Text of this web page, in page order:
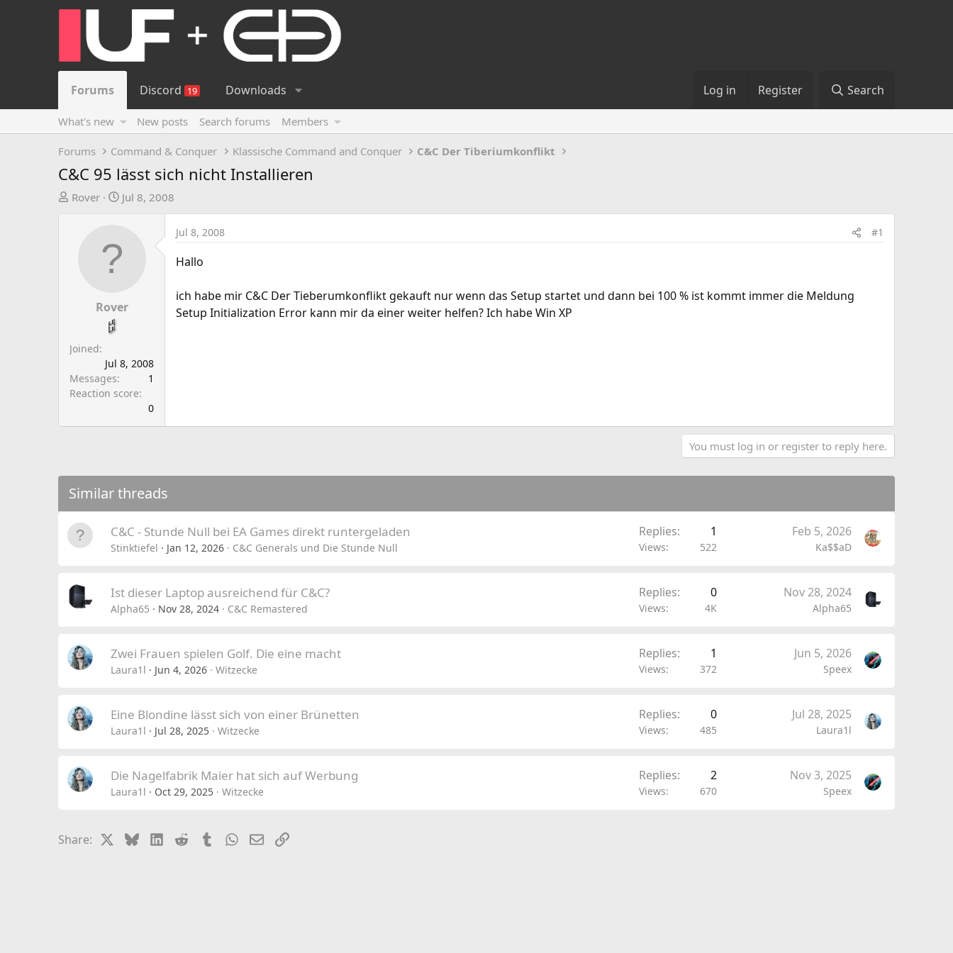
Forums Discord 19 Downloads Log in Register Search
What's new New posts Search forums Members
Forums Command & Conquer Klassische Command and Conquer C&C Der Tiberiumkonflikt
C&C 95 lässt sich nicht Installieren
T
t
r
Rover
S
t
t
Jul 8, 2008
Rover
Joined
Jul 8, 2008
Messages
1
Reaction score
0
Jul 8, 2008 #1
Hallo
ich habe mir C&C Der Tieberumkonflikt gekauft nur wenn das Setup startet und dann bei 100 % ist kommt immer die Meldung
Setup Initialization Error kann mir da einer weiter helfen? Ich habe Win XP
You must log in or register to reply here.
Similar threads
C&C - Stunde Null bei EA Games direkt runtergeladen
Stinktiefel Jan 12, 2026 C&C Generals und Die Stunde Null
Replies 1
Views 522
Feb 5, 2026
Ka$$aD
Ist dieser Laptop ausreichend für C&C?
Alpha65 Nov 28, 2024 C&C Remastered
Replies 0
Views 4K
Nov 28, 2024
Alpha65
Zwei Frauen spielen Golf. Die eine macht
Laura1l Jun 4, 2026 Witzecke
Replies 1
Views 372
Jun 5, 2026
Speex
Eine Blondine lässt sich von einer Brünetten
Laura1l Jul 28, 2025 Witzecke
Replies 0
Views 485
Jul 28, 2025
Laura1l
Die Nagelfabrik Maier hat sich auf Werbung
Laura1l Oct 29, 2025 Witzecke
Replies 2
Views 670
Nov 3, 2025
Speex
Share: BlueskyLinkedIn
Reddit TumblrWhatsApp
EmailLink